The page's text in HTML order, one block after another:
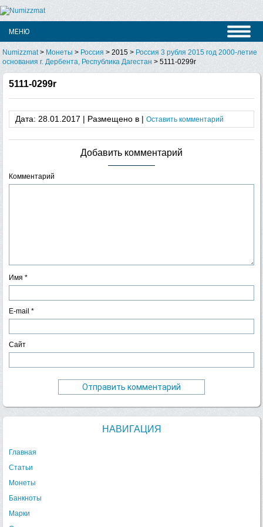
Numizzmat > Монеты > Россия >2015 > Россия 3 рубля 2015 год 2000-летие
основания г. Дербента, Республика Дагестан >5111-0299r
5111-0299r
Дата: 28.01.2017 | Размещено в |Оставить комментарий
Добавить комментарий
Комментарий
Имя*
E-mail*
Сайт
НАВИГАЦИЯ
Главная
Статьи
Монеты
Банкноты
Марки